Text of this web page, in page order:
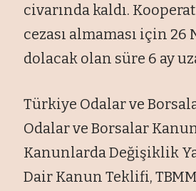
civarında kaldı.
cezası almaması için 26
dolacak olan süre 6 ay
Türkiye Odalar ve
Odalar ve Borsalar
Kanunlarda Değişiklik
Dair Kanun Teklifi,